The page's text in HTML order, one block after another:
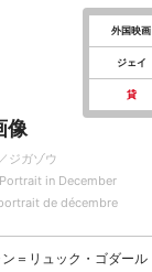
外国映画
ジェイ
貸
像
ジガゾウ
in December
de décembre
ン＝リュック・ゴダール